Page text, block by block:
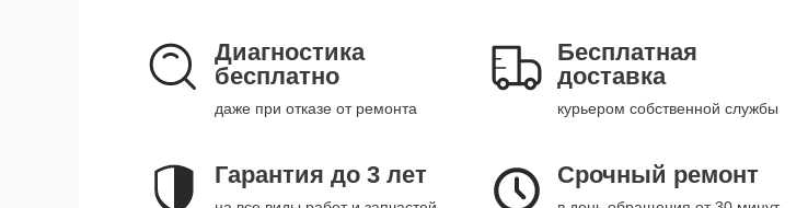
Диагностика
бесплатно
даже при отказе от ремонта
Бесплатная
доставка
курьером собственной службы
Гарантия до 3 лет Срочный ремонт